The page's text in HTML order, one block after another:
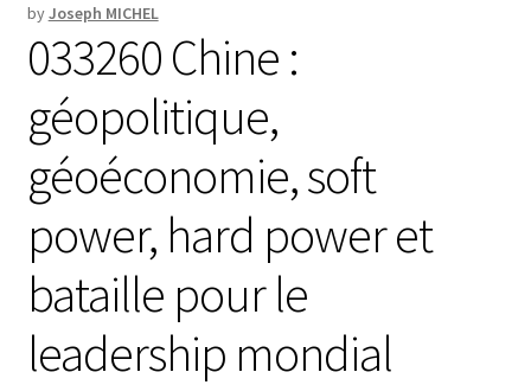
LES COURS
NOUS CONTACTER
byJoseph MICHEL
033260 Chine :
géopolitique,
géoéconomie, soft
power, hard power et
bataille pour le
leadership mondial